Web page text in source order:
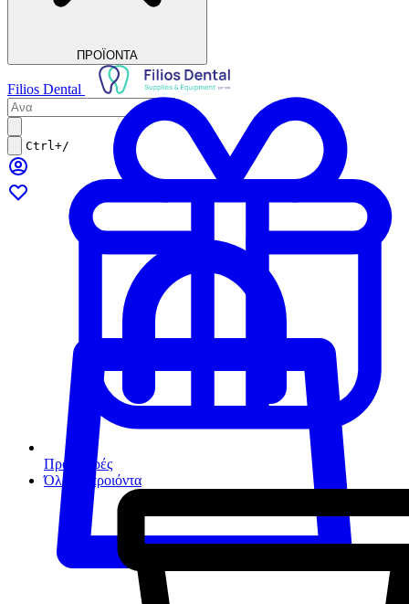
ΠΡΟΪΟΝΤΑ
Προσφορές
Όλα τα προιόντα
Filios Dental
Ctrl+/